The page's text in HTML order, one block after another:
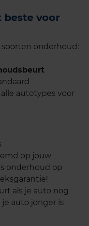
beste voor
onderhoud:
autotypes voor
op jouw
onderhoud op
als je auto nog
auto jonger is